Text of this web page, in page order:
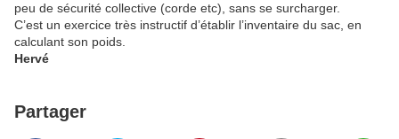
peu de sécurité collective (corde etc), sans se surcharger.
C’est un exercice très instructif d’établir l’inventaire du sac, en
calculant son poids.
Hervé
Partager